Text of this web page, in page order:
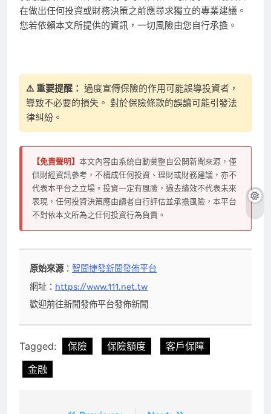
在做出任何投資或財務決策之前應尋求獨立的專業建議。
您若依賴本文所提供的資訊，一切風險由您自行承擔。
⚠️ 重要提醒： 過度宣傳保險的作用可能誤導投資者，
導致不必要的損失。 對於保險條款的誤讀可能引發法
律糾紛。
【免責聲明】 本文內容由系統自動彙整自公開新聞來源，僅
供財經資訊參考，不構成任何投資、理財或財務建議，亦不
代表本平台之立場。投資一定有風險，過去績效不代表未來
表現，任何投資決策應由讀者自行評估並承擔風險，本平台
不對依本文所為之任何投資行為負責。
原始來源：智聞捷發新聞發佈平台
網址： https://www.111.net.tw
歡迎前往新聞發佈平台發佈新聞
Tagged: 保險 保險額度
客戶保障
金融